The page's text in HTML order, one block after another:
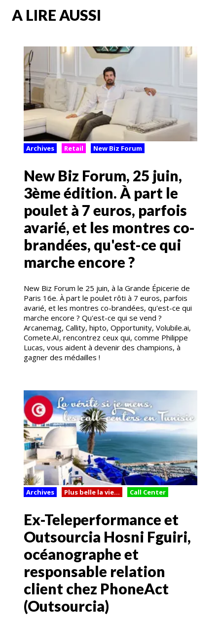
A LIRE AUSSI
Archives Retail New Biz Forum
New Biz Forum, 25 juin,
3ème édition. À part le
poulet à 7 euros, parfois
avarié, et les montres co-
brandées, qu'est-ce qui
marche encore ?
New Biz Forum le 25 juin, à la Grande Épicerie de
Paris 16e. À part le poulet rôti à 7 euros, parfois
avarié, et les montres co-brandées, qu'est-ce qui
marche encore ? Qu'est-ce qui se vend ?
Arcanemag, Callity, hipto, Opportunity, Volubile.ai,
Comete.AI, rencontrez ceux qui, comme Philippe
Lucas, vous aident à devenir des champions, à
gagner des médailles !
Archives Plus belle la vie... Call Center
Ex-Teleperformance et
Outsourcia Hosni Fguiri,
océanographe et
responsable relation
client chez PhoneAct
(Outsourcia)